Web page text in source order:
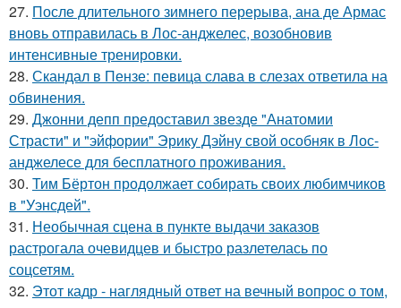
27. После длительного зимнего перерыва, ана де Армас
вновь отправилась в Лос-анджелес, возобновив
интенсивные тренировки.
28. Скандал в Пензе: певица слава в слезах ответила на
обвинения.
29. Джонни депп предоставил звезде "Анатомии
Страсти" и "эйфории" Эрику Дэйну свой особняк в Лос-
анджелесе для бесплатного проживания.
30. Тим Бёртон продолжает собирать своих любимчиков
в "Уэнсдей".
31. Необычная сцена в пункте выдачи заказов
растрогала очевидцев и быстро разлетелась по
соцсетям.
32. Этот кадр - наглядный ответ на вечный вопрос о том,